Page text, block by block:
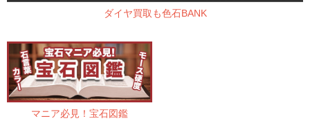
ダイヤ買取も色石BANK
マニア必見！宝石図鑑